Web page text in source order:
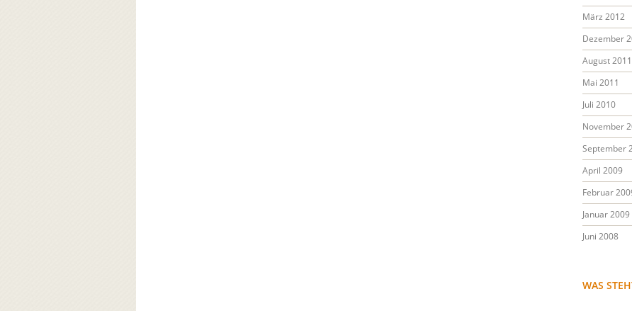
März 2012
Dezember
August 2011
Mai 2011
Juli 2010
November
September
April 2009
Februar
Januar 2009
Juni 2008
WAS